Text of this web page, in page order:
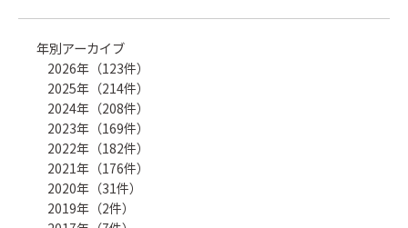
年別アーカイブ
2026年（123件）
2025年（214件）
2024年（208件）
2023年（169件）
2022年（182件）
2021年（176件）
2020年（31件）
2019年（2件）